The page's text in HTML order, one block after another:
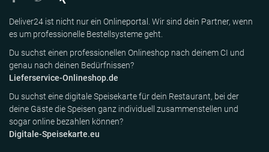
Deliver24 ist nicht nur ein Onlineportal. Wir sind dein Partner, wenn
es um professionelle Bestellsysteme geht.
Du suchst einen professionellen Onlineshop nach deinem CI und
genau nach deinen Bedürfnissen?
Lieferservice-Onlineshop.de
Du suchst eine digitale Speisekarte für dein Restaurant, bei der
deine Gäste die Speisen ganz individuell zusammenstellen und
sogar online bezahlen können?
Digitale-Speisekarte.eu